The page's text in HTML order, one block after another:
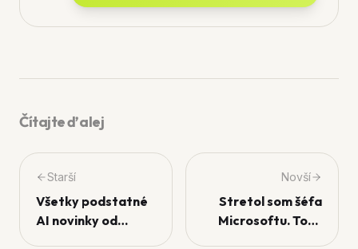
Čítajte ďalej
Starší
Všetky podstatné
AI novinky od
Novší
Stretol som šéfa
Microsoftu. Toto